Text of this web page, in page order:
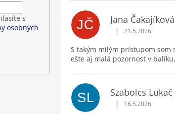
s
osobných
JČ Jana Čakajíková
Hodnotenie
| 21.5.2026
S takým milým prístupom som
ešte aj malá pozornosť v
SL Szabolcs Lukač
Hodnotenie
| 16.5.2026